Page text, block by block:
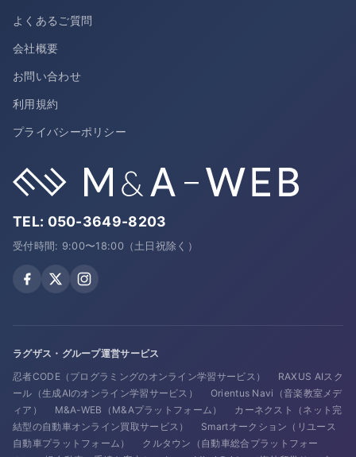
よくあるご質問
会社概要
お問い合わせ
利用規約
プライバシーポリシー
TEL: 050-3649-8203
受付時間: 9:00〜18:00（土日祝除く）
ラグザス・グループ運営サービス
忍者CODE（プログラミングのオンライン学習サービス）
RAXUS AIスク
ール（生成AIのオンライン学習サービス）
Orientus Navi（音楽教室メデ
ィア）
M&A-WEB（M&Aプラットフォーム）
カーネクスト（ネット完
結型の自動車オンライン買取サービス）
Smartオークション（リユース
自動車プラットフォーム）
クルタウン（自動車総合プラットフォー